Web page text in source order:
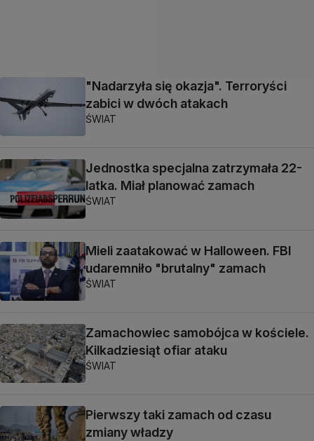
"Nadarzyła się okazja". Terroryści
zabici w dwóch atakach
ŚWIAT
Jednostka specjalna zatrzymała 22-
latka. Miał planować zamach
ŚWIAT
Mieli zaatakować w Halloween. FBI
udaremniło "brutalny" zamach
ŚWIAT
Zamachowiec samobójca w kościele.
Kilkadziesiąt ofiar ataku
ŚWIAT
Pierwszy taki zamach od czasu
zmiany władzy